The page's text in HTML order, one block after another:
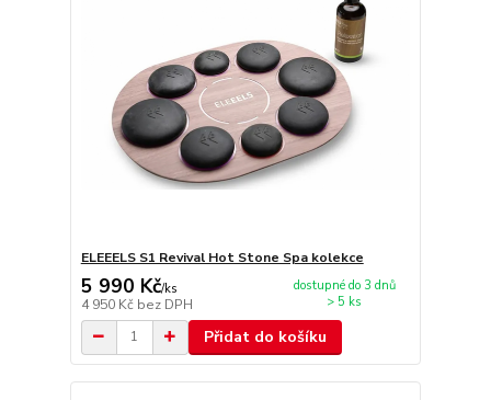
ELEEELS S1 Revival Hot Stone Spa kolekce
5 990 Kč/ks
4 950 Kč bez DPH
dostupné do 3 dnů
> 5 ks
Přidat do košíku